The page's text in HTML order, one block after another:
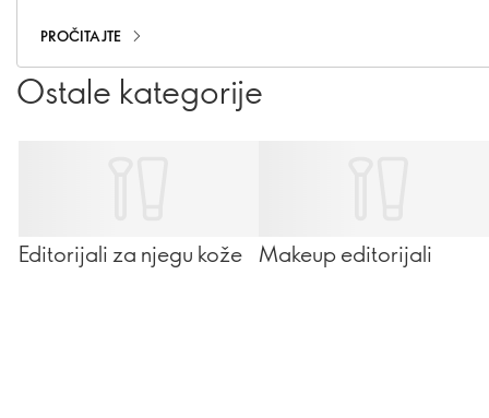
PROČITAJTE
Ostale kategorije
Editorijali za njegu kože Makeup editorijali